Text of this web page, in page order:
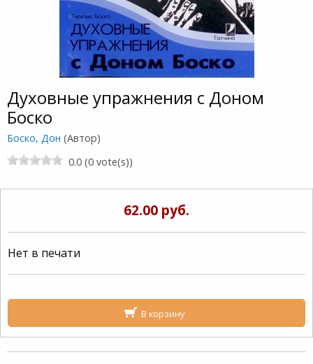
Духовные упражнения с Доном
Боско
Боско, Дон (Автор)
0.0 (0 vote(s))
62.00 руб.
Нет в печати
В корзину